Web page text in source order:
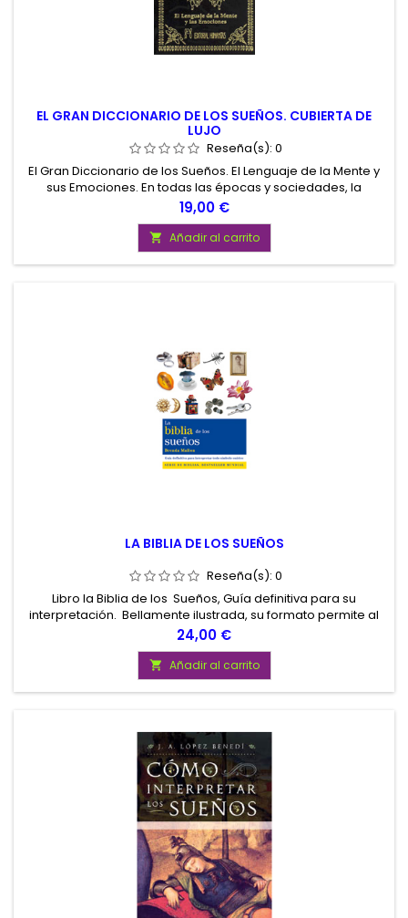
EL GRAN DICCIONARIO DE LOS SUEÑOS. CUBIERTA DE
LUJO
Reseña(s): 0
El Gran Diccionario de los Sueños. El Lenguaje de la Mente y
sus Emociones. En todas las épocas y sociedades, la
experiencia del sueño ha sido reconocida y estudiada como
símbolo de una consciencia infinita y profunda.tos.
Precio
19,00 €
 Añadir al carrito
LA BIBLIA DE LOS SUEÑOS
Reseña(s): 0
Libro la Biblia de los Sueños, Guía definitiva para su
interpretación. Bellamente ilustrada, su formato permite al
lector localizar imágenes oníricas específicas de manera
fácil y rápida a fin de descubrir sus orígenes y significados,
de modo que se puedan reconocer y entender los
mensajes personales que conllevan.
Precio
24,00 €
 Añadir al carrito